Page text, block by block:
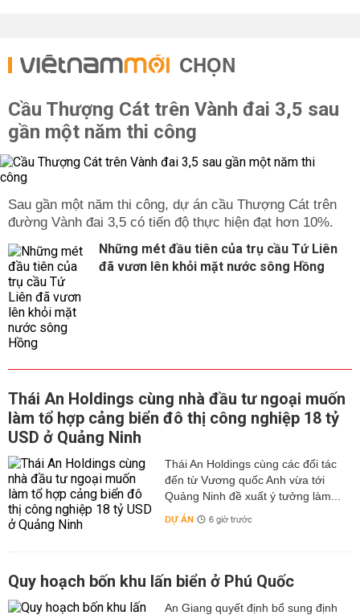
CHỌN
Cầu Thượng Cát trên Vành đai 3,5 sau
gần một năm thi công
Sau gần một năm thi công, dự án cầu Thượng Cát trên
đường Vành đai 3,5 có tiến độ thực hiện đạt hơn 10%.
Những mét đầu tiên của trụ cầu Tứ Liên
đã vươn lên khỏi mặt nước sông Hồng
Thái An Holdings cùng nhà đầu tư ngoại muốn
làm tổ hợp cảng biển đô thị công nghiệp 18 tỷ
USD ở Quảng Ninh
Thái An Holdings cùng các đối tác
đến từ Vương quốc Anh vừa tới
Quảng Ninh đề xuất ý tưởng làm...
DỰ ÁN 6 giờ trước
Quy hoạch bốn khu lấn biển ở Phú Quốc
An Giang quyết định bổ sung định